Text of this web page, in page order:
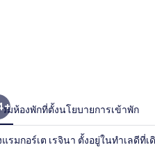
มห้องพักที่ตั้งนโยบายการเข้าพัก
แรมกอร์เต เรจินา ตั้งอยู่ในทำเลดีที่